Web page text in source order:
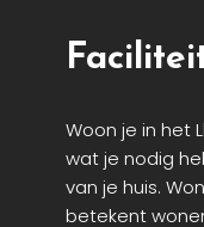
Woon je in het
wat je nodig
van je huis.
betekent